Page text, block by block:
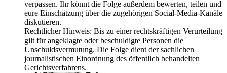
verpassen. Ihr könnt die Folge außerdem bewerten, teilen und
eure Einschätzung über die zugehörigen Social-Media-Kanäle
diskutieren.
Rechtlicher Hinweis: Bis zu einer rechtskräftigen Verurteilung
gilt für angeklagte oder beschuldigte Personen die
Unschuldsvermutung. Die Folge dient der sachlichen
journalistischen Einordnung des öffentlich behandelten
Gerichtsverfahrens.